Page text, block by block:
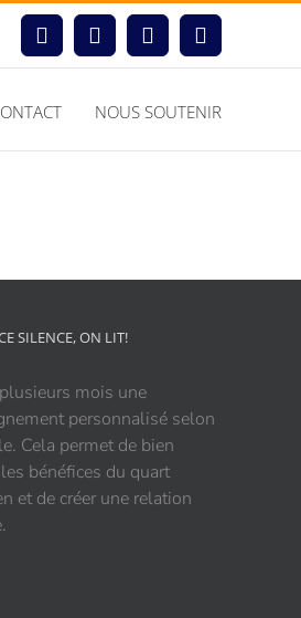
FacebookInstagramLinkedInYouTube
NOUS SOUTENIR
SILENCE, ON LIT!
mois une
personnalisé selon
Cela permet de bien
bénéfices du quart
et de créer une relation